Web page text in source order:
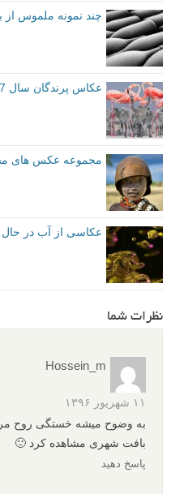
چند نمونه ملموس
عکاس پرندگان سال 2017
مجموعه عکس های
عکاسی از آب در حال
نظرات شما
Hossein_m
۱۱ شهریور ۱۳۹۶
به وضوح میشه خستگی روح
بافت شهری مشاهده کرد 🙂
پاسخ دهید